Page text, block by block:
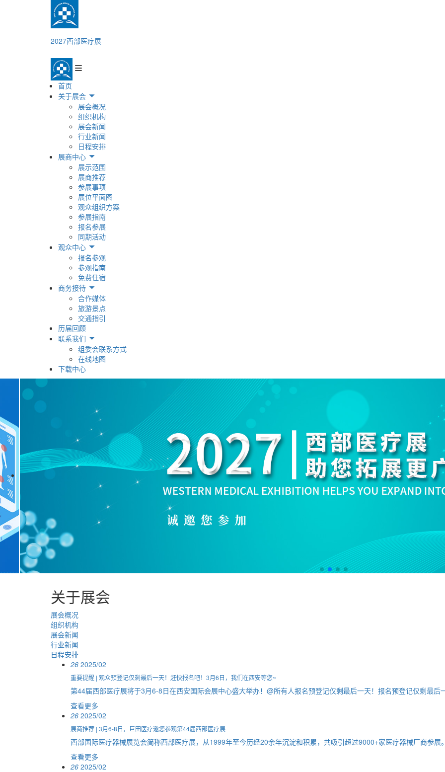
2027西部医疗展
首页
关于展会
展会概况
组织机构
展会新闻
行业新闻
日程安排
展商中心
展示范围
展商推荐
参展事项
展位平面图
观众组织方案
参展指南
报名参展
同期活动
观众中心
报名参观
参观指南
免费住宿
商务接待
合作媒体
旅游景点
交通指引
历届回顾
联系我们
组委会联系方式
在线地图
下载中心
关于展会
展会概况
组织机构
展会新闻
行业新闻
日程安排
26 2025/02
重要提醒 | 观众预登记仅剩最后一天！赶快报名吧！3月6日，我们在西安等您~
第44届西部医疗展将于3月6-8日在西安国际会展中心盛大举办！@所有人报名预登记仅剩最后一天！报名预登记仅剩最
查看更多
26 2025/02
展商推荐 | 3月6-8日，巨田医疗邀您参观第44届西部医疗展
西部国际医疗器械展览会简称西部医疗展，从1999年至今历经20余年沉淀和积累，共吸引超过9000+家医疗器械厂商参展。
查看更多
26 2025/02